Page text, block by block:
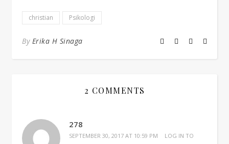
christian Psikologi
By Erika H Sinaga
2 COMMENTS
278
SEPTEMBER 30, 2017 AT 10:59 PM
LOG IN TO